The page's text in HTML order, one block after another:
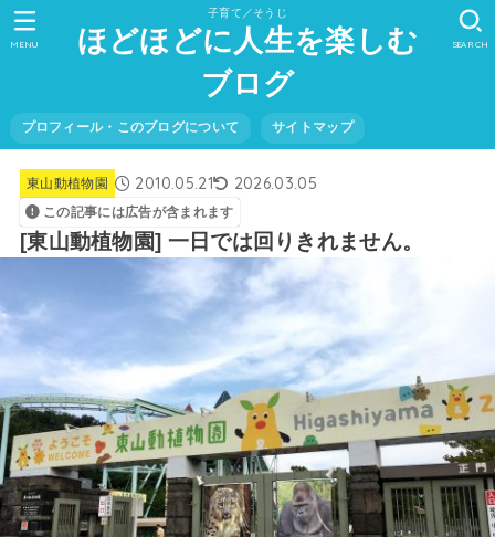
子育て／そうじ
ほどほどに人生を楽しむ
ブログ
プロフィール・このブログについて サイトマップ
SEARCH
MENU
東山動植物園 2010.05.21 2026.03.05
この記事には広告が含まれます
[東山動植物園] 一日では回りきれません。